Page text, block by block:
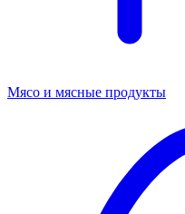
Мясо и мясные продукты